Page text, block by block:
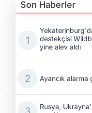
Son Haberler
destekçisi
yine alev aldı
Ayancık alarma
Rusya,